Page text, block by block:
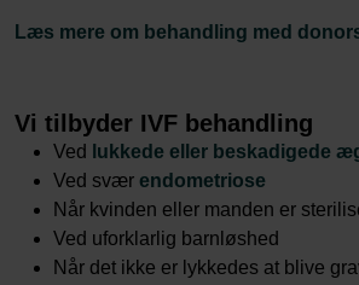
Læs mere om behandling med
Vi tilbyder IVF behandling
Ved
lukkede eller beskadigede
Ved svær endometriose
Når kvinden eller manden er
Ved uforklarlig barnløshed
Når det ikke er lykkedes at blive